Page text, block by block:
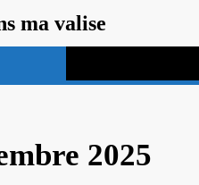
ma valise
2025